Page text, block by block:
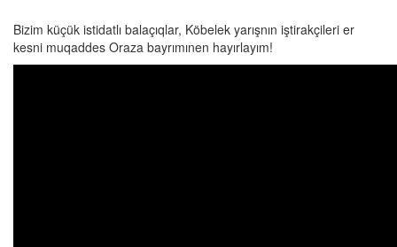
Bizim küçük istidatlı balaçıqlar, Köbelek yarışnın iştirakçileri er
kesni muqaddes Oraza bayrımınen hayırlayım!